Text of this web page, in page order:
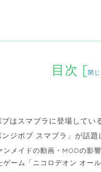
目次 [閉
はスマブラに登場してい
ジボブ スマブラ」が話題
メイドの動画・MODの影響
ーム「ニコロデオン オー